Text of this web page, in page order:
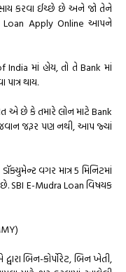
કરવા ઈચ્છે છે અને જો તેને
Loan Apply Online આપને
માં હોય, તો તે Bank માં
થાય.
એ છે કે તમારે લોન માટે Bank
જવાન જરૂર પણ નથી, આપ જ્યાં
વગર માત્ર 5 મિનિટમાં
SBI E-Mudra Loan વિષયક
બિન-કોર્પોરેટ, બિન ખેતી,